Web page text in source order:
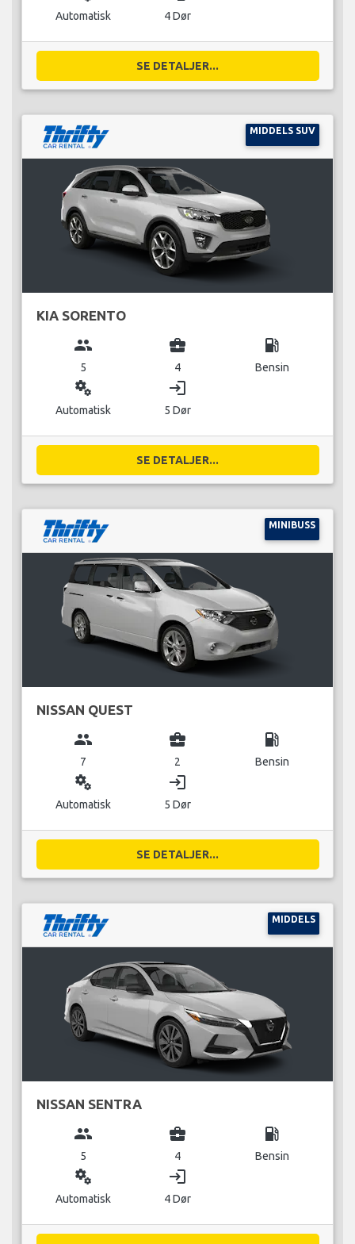
Automatisk 4 Dør
SE DETALJER...
MIDDELS SUV
KIA SORENTO
group
5
business_center
4
local_gas_station
Bensin
miscellaneous_services
Automatisk
login
5 Dør
SE DETALJER...
MINIBUSS
NISSAN QUEST
group
7
business_center
2
local_gas_station
Bensin
miscellaneous_services
Automatisk
login
5 Dør
SE DETALJER...
MIDDELS
NISSAN SENTRA
group
5
business_center
4
local_gas_station
Bensin
miscellaneous_services
Automatisk
login
4 Dør